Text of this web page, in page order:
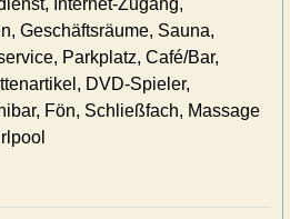
Internet-Zugang,
Geschäftsräume, Sauna,
Parkplatz, Café/Bar,
DVD-Spieler,
Fön, Schließfach, Massage